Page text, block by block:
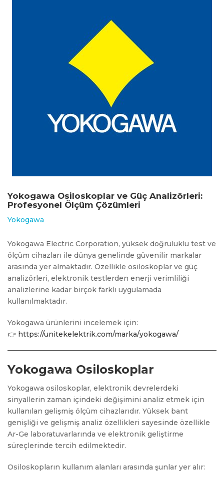
Yokogawa Osiloskoplar ve Güç Analizörleri:
Profesyonel Ölçüm Çözümleri
Yokogawa
Yokogawa Electric Corporation, yüksek doğruluklu test ve
ölçüm cihazları ile dünya genelinde güvenilir markalar
arasında yer almaktadır. Özellikle osiloskoplar ve güç
analizörleri, elektronik testlerden enerji verimliliği
analizlerine kadar birçok farklı uygulamada
kullanılmaktadır.
Yokogawa ürünlerini incelemek için:
👉 https://unitekelektrik.com/marka/yokogawa/
Yokogawa Osiloskoplar
Yokogawa osiloskoplar, elektronik devrelerdeki
sinyallerin zaman içindeki değişimini analiz etmek için
kullanılan gelişmiş ölçüm cihazlarıdır. Yüksek bant
genişliği ve gelişmiş analiz özellikleri sayesinde özellikle
Ar-Ge laboratuvarlarında ve elektronik geliştirme
süreçlerinde tercih edilmektedir.
Osiloskopların kullanım alanları arasında şunlar yer alır: